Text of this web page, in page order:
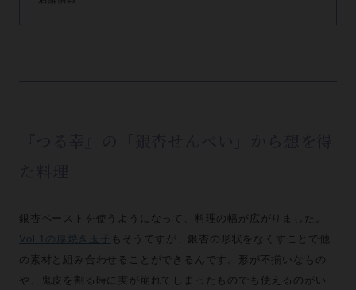
銀杏ペーストを使うようになって、料理の幅が広がりました。
Vol.1の厚焼き玉子 もそうですが、銀杏の形状をなくすことで他
の素材と組み合わせることができるんです。形が不揃いなもの
や、鬼皮を割る時に実が崩れてしまったものでも使えるのがい